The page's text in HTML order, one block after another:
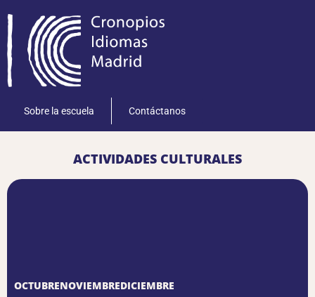
Sobre la escuela Contáctanos
ACTIVIDADES CULTURALES
OCTUBRENOVIEMBREDICIEMBRE